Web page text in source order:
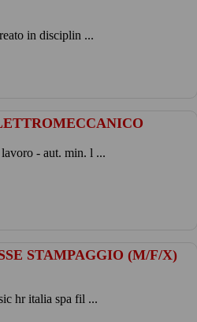
in disciplin ...
- aut. min. l ...
STAMPAGGIO (M/F/X)
hr italia spa fil ...